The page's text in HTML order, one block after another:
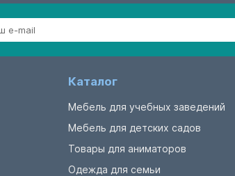
Каталог
Мебель для учебных заведений
Мебель для детских садов
Товары для аниматоров
Одежда для семьи